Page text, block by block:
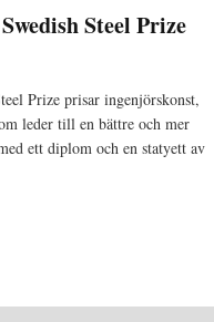
Steel Prize
Prize prisar ingenjörskonst,
leder till en bättre och mer
ett diplom och en statyett av